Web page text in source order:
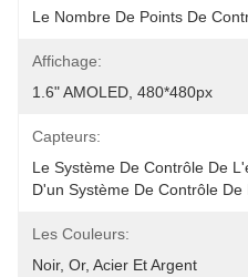
Le Nombre De Points De
Affichage:
1.6" AMOLED, 480*480px
Capteurs:
Le Système De Contrôle De
D'un Système De Contrôle De
Les Couleurs:
Noir, Or, Acier Et Argent